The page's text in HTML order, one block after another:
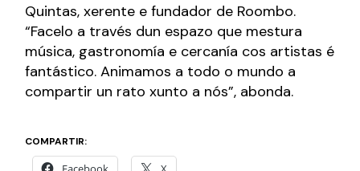
Quintas, xerente e fundador de Roombo.
“Facelo a través dun espazo que mestura
música, gastronomía e cercanía cos artistas é
fantástico. Animamos a todo o mundo a
compartir un rato xunto a nós”, abonda.
COMPARTIR: